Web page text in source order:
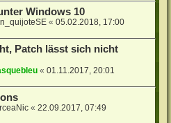
Windows 10
«05.02.2018, 17:00
Patch lässt sich nicht
«01.11.2017, 20:01
«22.09.2017, 07:49